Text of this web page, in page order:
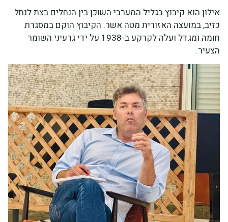
אילון הוא קיבוץ בגליל המערבי השוכן בין הנחלים בצת לנחל
כזיב, במועצה האזורית מטה אשר. הקיבוץ הוקם במסגרת
חומה ומגדל ועלה לקרקע ב-1938 על ידי גרעיני השומר
הצעיר.